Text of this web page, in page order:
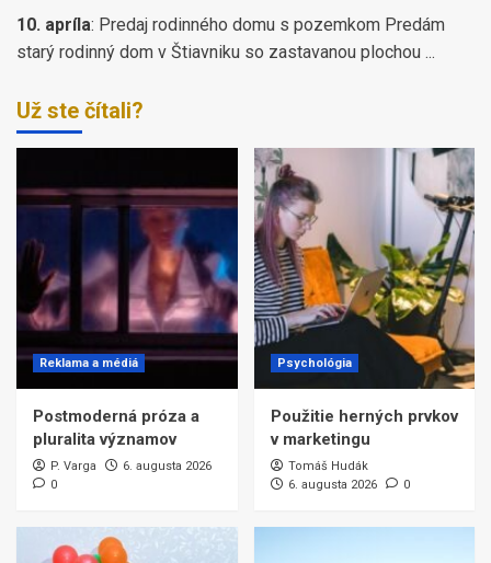
10. apríla: Predaj rodinného domu s pozemkom Predám
starý rodinný dom v Štiavniku so zastavanou plochou ...
Už ste čítali?
Reklama a médiá
Postmoderná próza a
pluralita významov
P. Varga
6. augusta 2026
0
Psychológia
Použitie herných prvkov
v marketingu
Tomáš Hudák
6. augusta 2026
0